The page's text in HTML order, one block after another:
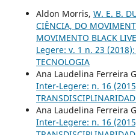
Aldon Morris, W. E. B.
CIÊNCIA, DO
MOVIMENTO BLACK
Legere: v. 1 n. 23 (2018):
TECNOLOGIA
Ana Laudelina Ferreira
Inter-Legere: n. 16
Ana Laudelina Ferreira
Inter-Legere: n. 16